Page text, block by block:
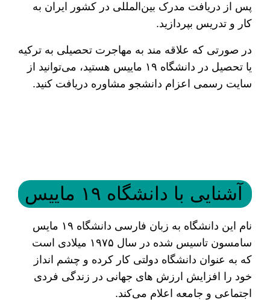
پس از دریافت مدرک بین‌المللی در کشور ایران به
کار و تدریس بپردازید.
در صورتی که علاقه‌ مند به مهاجرت تحصیلی به ترکیه
یا تحصیل در دانشگاه ۱۹ ماییس هستید، می‌توانید از
سایت رسمی اعزام دانشجو مشاوره دریافت کنید.
آشنایی با دانشگاه ۱۹ ماییس
نام این دانشگاه به زبان فارسی دانشگاه ۱۹ مایس
سامسون تاسیس شده در سال ۱۹۷۵ میلادی است
که به عنوان دانشگاه دولتی کار کرده و چشم‌ انداز
خود را افزایش ارزش های جهانی در زندگی فردی
اجتماعی و جامعه اعلام می‌کند.